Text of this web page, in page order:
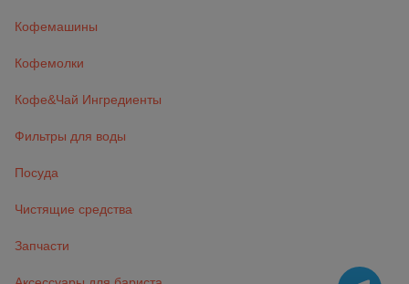
Кофемашины
Кофемолки
Кофе&Чай Ингредиенты
Фильтры для воды
Посуда
Чистящие средства
Запчасти